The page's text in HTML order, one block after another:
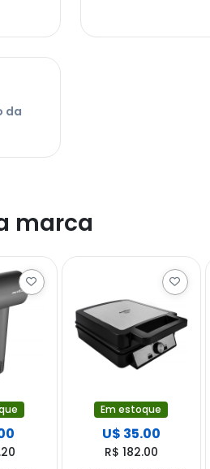
da
marca
Em estoque
U$ 35.00
R$ 182.00